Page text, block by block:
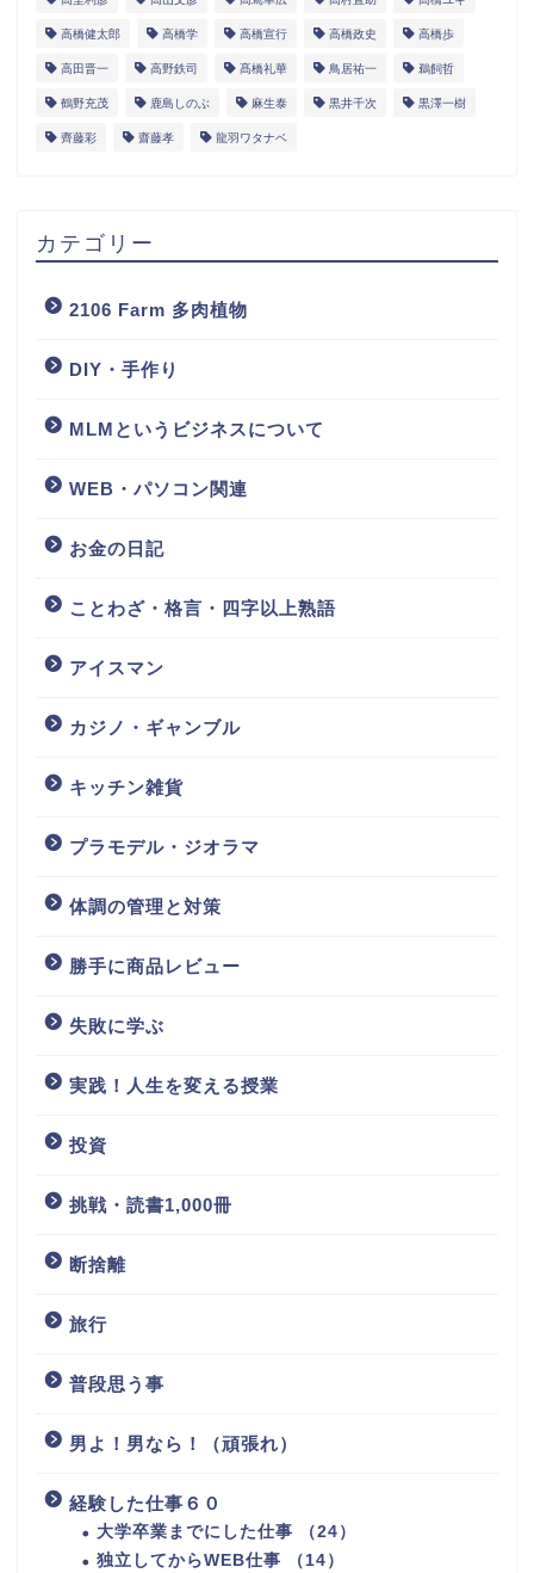
高橋健太郎 高橋学 高橋宣行 高橋政史 高橋歩
高田晋一 高野鉄司 髙橋礼華 鳥居祐一 鵜飼哲
鶴野充茂 鹿島しのぶ 麻生泰 黒井千次 黒澤一樹
齊藤彩 齋藤孝 龍羽ワタナベ
カテゴリー
2106 Farm 多肉植物
DIY・手作り
MLMというビジネスについて
WEB・パソコン関連
お金の日記
ことわざ・格言・四字以上熟語
アイスマン
カジノ・ギャンブル
キッチン雑貨
プラモデル・ジオラマ
体調の管理と対策
勝手に商品レビュー
失敗に学ぶ
実践！人生を変える授業
投資
挑戦・読書1,000冊
断捨離
旅行
普段思う事
男よ！男なら！（頑張れ）
経験した仕事６０
大学卒業までにした仕事 （24）
独立してからWEB仕事 （14）